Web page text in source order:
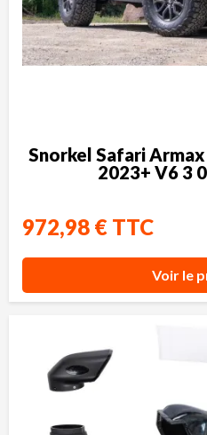
Snorkel Safari
2023+ V6 3
972,98 € TTC
Voir le